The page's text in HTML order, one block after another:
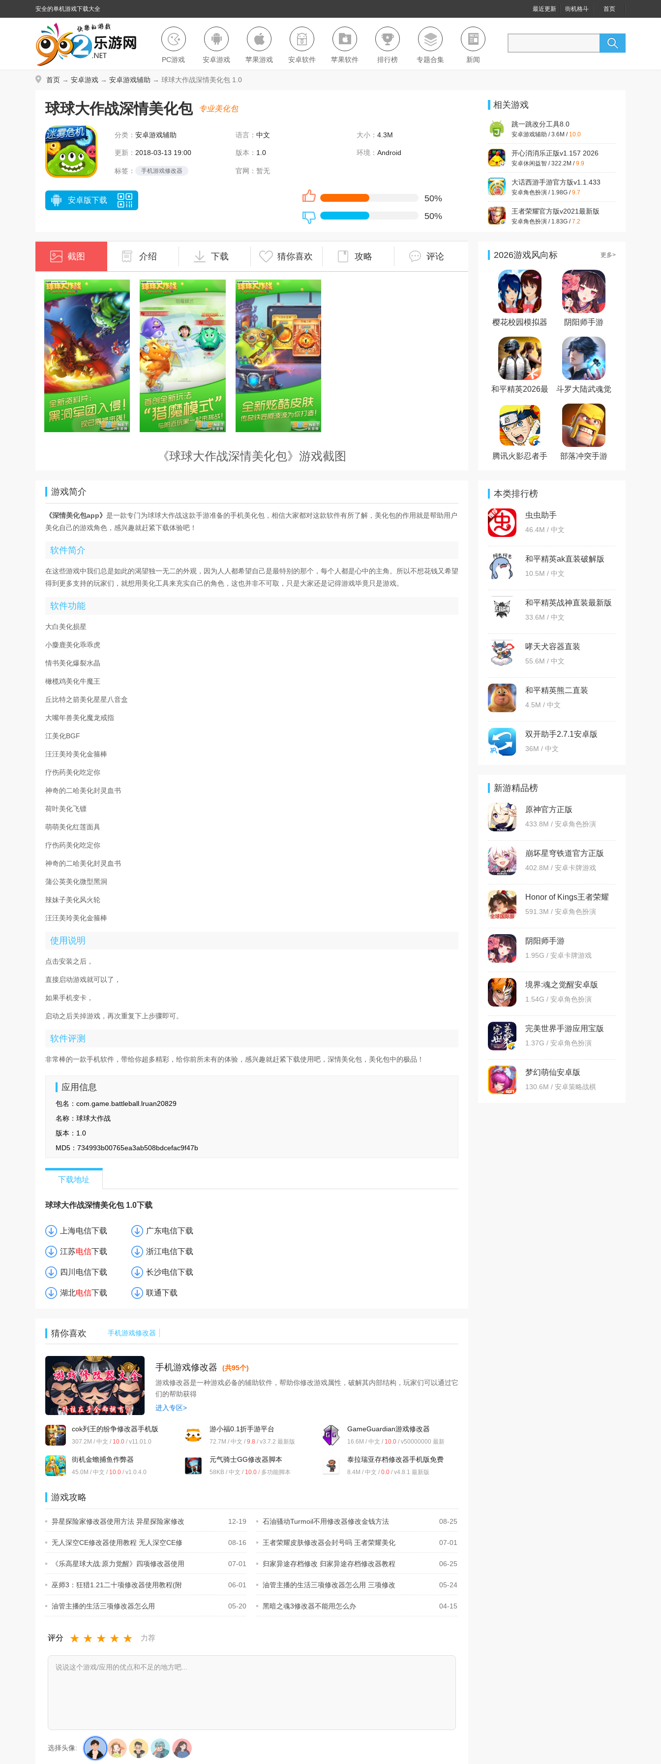
安全的单机游戏下载大全 最近更新 街机格斗 首页
PC游戏 安卓游戏 苹果游戏 安卓软件 苹果软件 排行榜 专题合集 新闻
首页 → 安卓游戏 → 安卓游戏辅助 → 球球大作战深情美化包 1.0
球球大作战深情美化包 专业美化包
分类： 安卓游戏辅助 语言： 中文 大小： 4.3M
更新： 2018-03-13 19:00 版本： 1.0 环境： Android
标签： 手机游戏修改器 官网： 暂无
安卓版下载
50%
50%
相关游戏
跳一跳改分工具8.0
安卓游戏辅助 / 3.6M / 10.0
开心消消乐正版v1.157 2026
最新版
安卓休闲益智 / 322.2M /9.9
大话西游手游官方版v1.1.433
安卓最新版
安卓角色扮演 / 1.98G /9.7
王者荣耀官方版v2021最新版
安卓角色扮演 / 1.83G /7.2
截图 介绍 下载 猜你喜欢 攻略 评论
《球球大作战深情美化包》游戏截图
游戏简介
《深情美化包app》 是一款专门为球球大作战这款手游准备的手机美化包，相信大家都对这款软件有所了解，美化包的作用就是帮助用户
美化自己的游戏角色，感兴趣就赶紧下载体验吧！
软件简介
在这些游戏中我们总是如此的渴望独一无二的外观，因为人人都希望自己是最特别的那个，每个人都是心中的主角。所以不想花钱又希望
得到更多支持的玩家们，就想用美化工具来充实自己的角色，这也并非不可取，只是大家还是记得游戏毕竟只是游戏。
软件功能
大白美化损星
小麋鹿美化乖乖虎
情书美化爆裂水晶
橄榄鸡美化牛魔王
丘比特之箭美化星星八音盒
大嘴年兽美化魔龙戒指
江美化BGF
汪汪美玲美化金箍棒
疗伤药美化吃定你
神奇的二哈美化封灵血书
荷叶美化飞镖
萌萌美化红莲面具
疗伤药美化吃定你
神奇的二哈美化封灵血书
蒲公英美化微型黑洞
辣妹子美化风火轮
汪汪美玲美化金箍棒
使用说明
点击安装之后，
直接启动游戏就可以了，
如果手机变卡，
启动之后关掉游戏，再次重复下上步骤即可。
软件评测
非常棒的一款手机软件，带给你超多精彩，给你前所未有的体验，感兴趣就赶紧下载使用吧，深情美化包，美化包中的极品！
应用信息
包名： com.game.battleball.lruan20829
名称： 球球大作战
版本： 1.0
MD5： 734993b00765ea3ab508bdcefac9f47b
下载地址
球球大作战深情美化包 1.0下载
上海电信下载 广东电信下载
江苏电信下载 浙江电信下载
四川电信下载 长沙电信下载
湖北电信下载 联通下载
猜你喜欢 手机游戏修改器
手机游戏修改器
(共95个)
游戏修改器是一种游戏必备的辅助软件，帮助你修改游戏属性，破解其内部结构，玩家们可以通过它
们的帮助获得
进入专区>
cok列王的纷争修改器手机版
307.2M / 中文 / 10.0 / v11.01.0
游小福0.1折手游平台
72.7M / 中文 / 9.8 / v3.7.2 最新版
GameGuardian游戏修改器
16.6M / 中文 / 10.0 / v50000000 最新
街机金蟾捕鱼作弊器
45.0M / 中文 / 10.0 / v1.0.4.0
元气骑士GG修改器脚本
58KB / 中文 / 10.0 / 多功能脚本
泰拉瑞亚存档修改器手机版免费
8.4M / 中文 / 0.0 / v4.8.1 最新版
游戏攻略
异星探险家修改器使用方法 异星探险家修改 12-19 石油骚动Turmoil不用修改器修改金钱方法 08-25
无人深空CE修改器使用教程 无人深空CE修
08-16 王者荣耀皮肤修改器会封号吗 王者荣耀美化 07-01
《乐高星球大战:原力觉醒》四项修改器使用 07-01 归家异途存档修改 归家异途存档修改器教程 06-25
巫师3：狂猎1.21二十项修改器使用教程(附 06-01 油管主播的生活三项修改器怎么用 三项修改 05-24
油管主播的生活三项修改器怎么用 05-20 黑暗之魂3修改器不能用怎么办 04-15
评分 ★ ★ ★ ★ ★ 力荐
选择头像:
2026游戏风向标 更多>
樱花校园模拟器
新版
阴阳师手游
和平精英2026最
斗罗大陆武魂觉
腾讯火影忍者手
部落冲突手游
本类排行榜
虫虫助手
46.4M / 中文
和平精英ak直装破解版
10.5M / 中文
和平精英战神直装最新版
33.6M / 中文
哮天犬容器直装
55.6M / 中文
和平精英熊二直装
4.5M / 中文
双开助手2.7.1安卓版
36M / 中文
新游精品榜
原神官方正版
433.8M / 安卓角色扮演
崩坏星穹铁道官方正版
402.8M / 安卓卡牌游戏
Honor of Kings王者荣耀
591.3M / 安卓角色扮演
阴阳师手游
1.95G / 安卓卡牌游戏
境界:魂之觉醒安卓版
1.54G / 安卓角色扮演
完美世界手游应用宝版
1.37G / 安卓角色扮演
梦幻萌仙安卓版
130.6M / 安卓策略战棋